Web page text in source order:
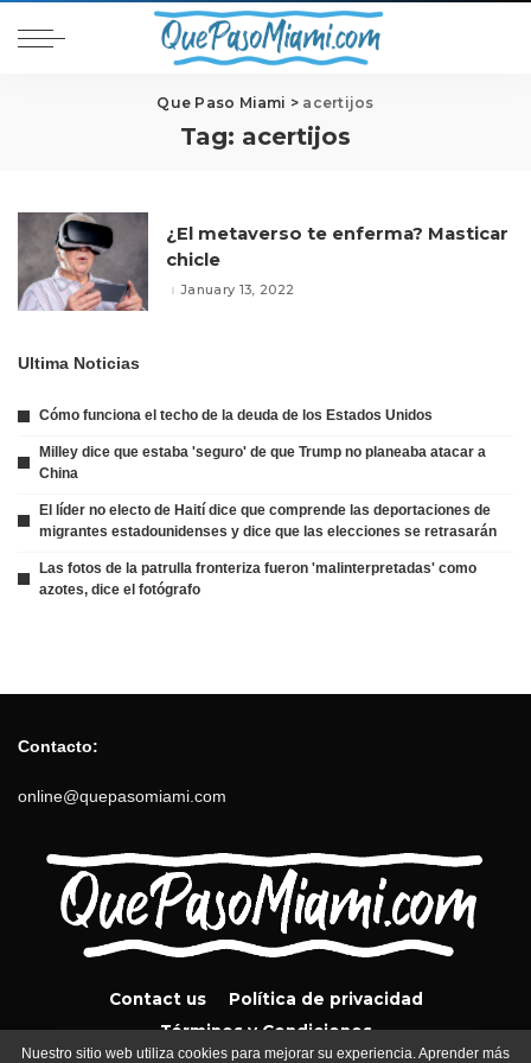
Que Paso Miami > acertijos
Tag: acertijos
¿El metaverso te enferma? Masticar
chicle
January 13, 2022
Ultima Noticias
Cómo funciona el techo de la deuda de los Estados Unidos
Milley dice que estaba 'seguro' de que Trump no planeaba atacar a
China
El líder no electo de Haití dice que comprende las deportaciones de
migrantes estadounidenses y dice que las elecciones se retrasarán
Las fotos de la patrulla fronteriza fueron 'malinterpretadas' como
azotes, dice el fotógrafo
Contacto:
online@quepasomiami.com
Contact us
Política de privacidad
Términos y Condiciones
Nuestro sitio web utiliza cookies para mejorar su experiencia. Aprender más